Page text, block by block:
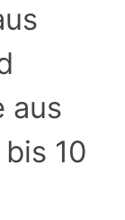
aus
10